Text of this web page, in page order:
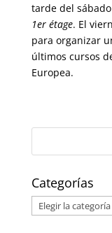
tarde del sábado
1er étage. El
para organizar
últimos cursos
Europea.
Categorías
Categorías